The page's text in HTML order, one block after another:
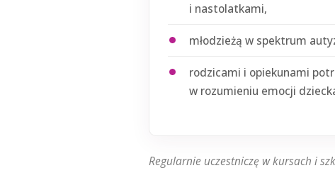
i nastolatkami,
młodzieżą w spektrum
rodzicami i opiekunami
w rozumieniu emocji
Regularnie uczestniczę w kursach i